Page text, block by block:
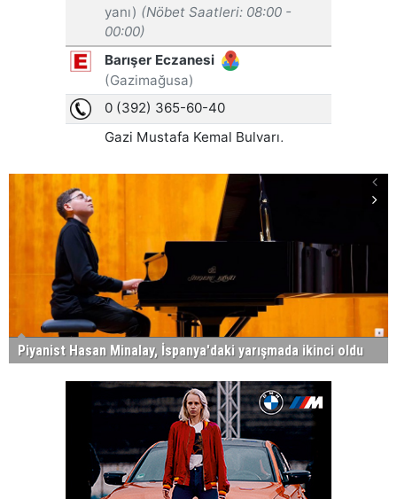
Piyanist Hasan Minalay, İspanya'daki yarışmada ikinci oldu